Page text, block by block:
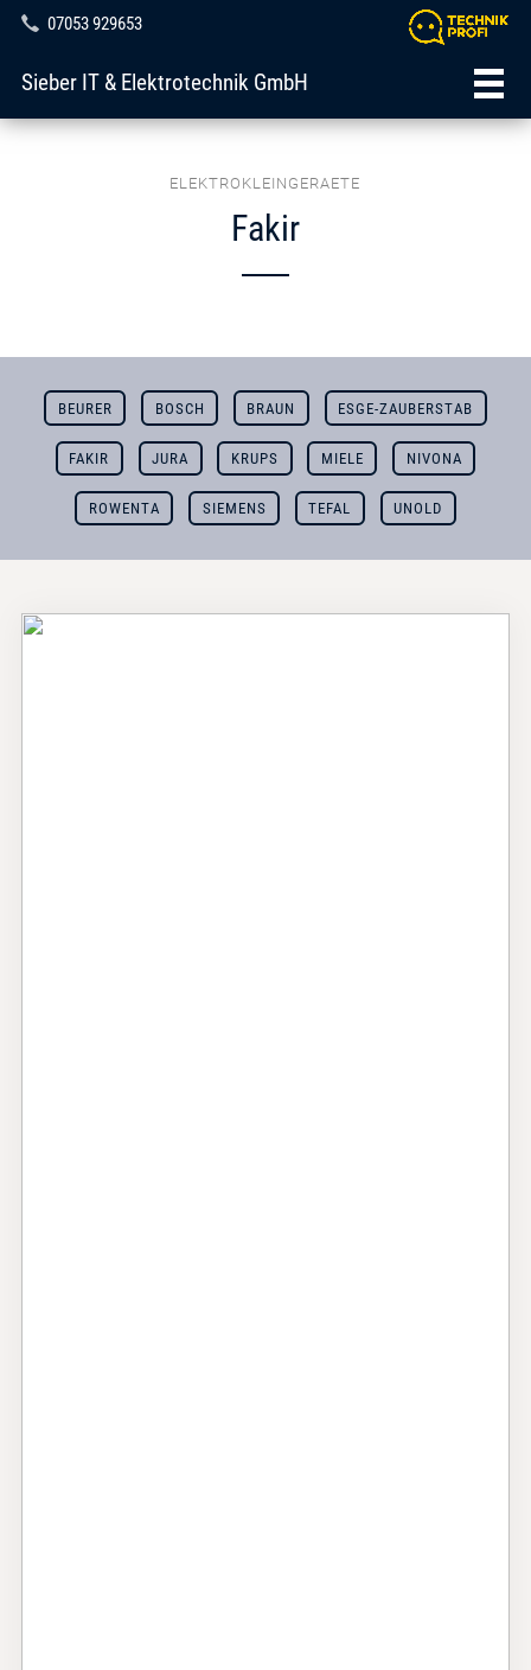
07053 929653
Sieber IT & Elektrotechnik GmbH
ELEKTROKLEINGERAETE
Fakir
BEURER BOSCH BRAUN ESGE-ZAUBERSTAB
FAKIR JURA KRUPS MIELE NIVONA
ROWENTA SIEMENS TEFAL UNOLD